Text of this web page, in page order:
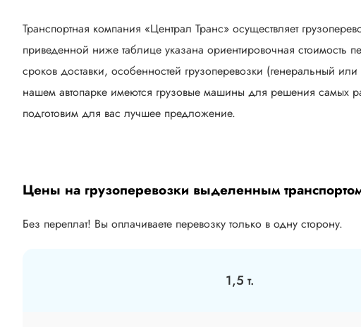
Транспортная компания «Централ Транс» осуществляет
приведенной ниже таблице указана ориентировочная стоимость
сроков доставки, особенностей грузоперевозки (генеральный
нашем автопарке имеются грузовые машины для решения самых
подготовим для вас лучшее предложение.
Цены на грузоперевозки выделенным
Без переплат! Вы оплачиваете перевозку только в одну сторону.
1,5 т.